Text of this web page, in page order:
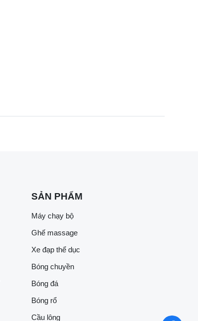
SẢN PHẨM
Máy chạy bộ
Ghế massage
Xe đạp thể dục
Bóng chuyền
Bóng đá
Bóng rổ
Cầu lông